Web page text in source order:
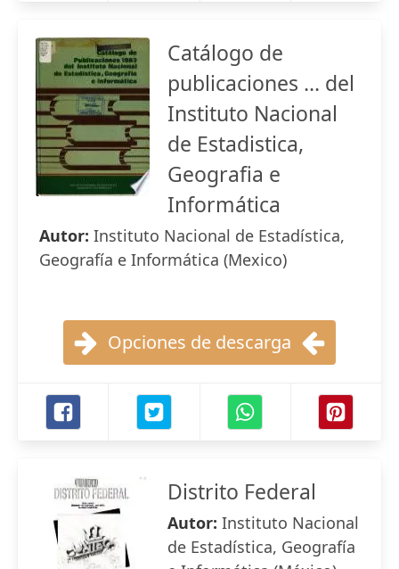
Catálogo de
publicaciones ... del
Instituto Nacional
de Estadistica,
Geografia e
Informática
Autor: Instituto Nacional de Estadística,
Geografía e Informática (Mexico)
Opciones de descarga
Distrito Federal
Autor: Instituto Nacional
de Estadística, Geografía